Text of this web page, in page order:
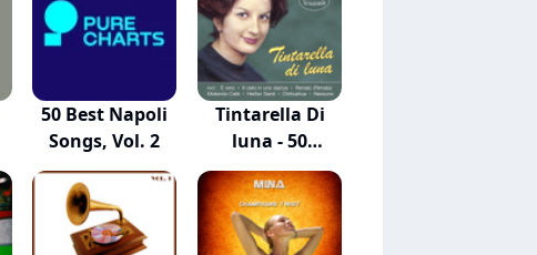
50 Best Napoli
Songs, Vol. 2
Tintarella Di
luna - 50
grand...